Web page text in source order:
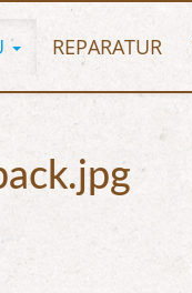
REPARATUR